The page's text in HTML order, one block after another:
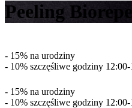
Peeling
- 15% na urodziny
- 10% szczęśliwe godziny
- 15% na urodziny
- 10% szczęśliwe godziny